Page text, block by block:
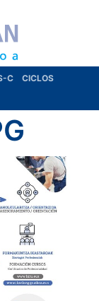
C
CICLOS